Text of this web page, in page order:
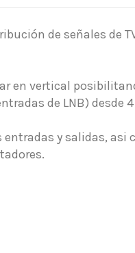
de señales de
en vertical
de LNB) desde
entradas y salidas,